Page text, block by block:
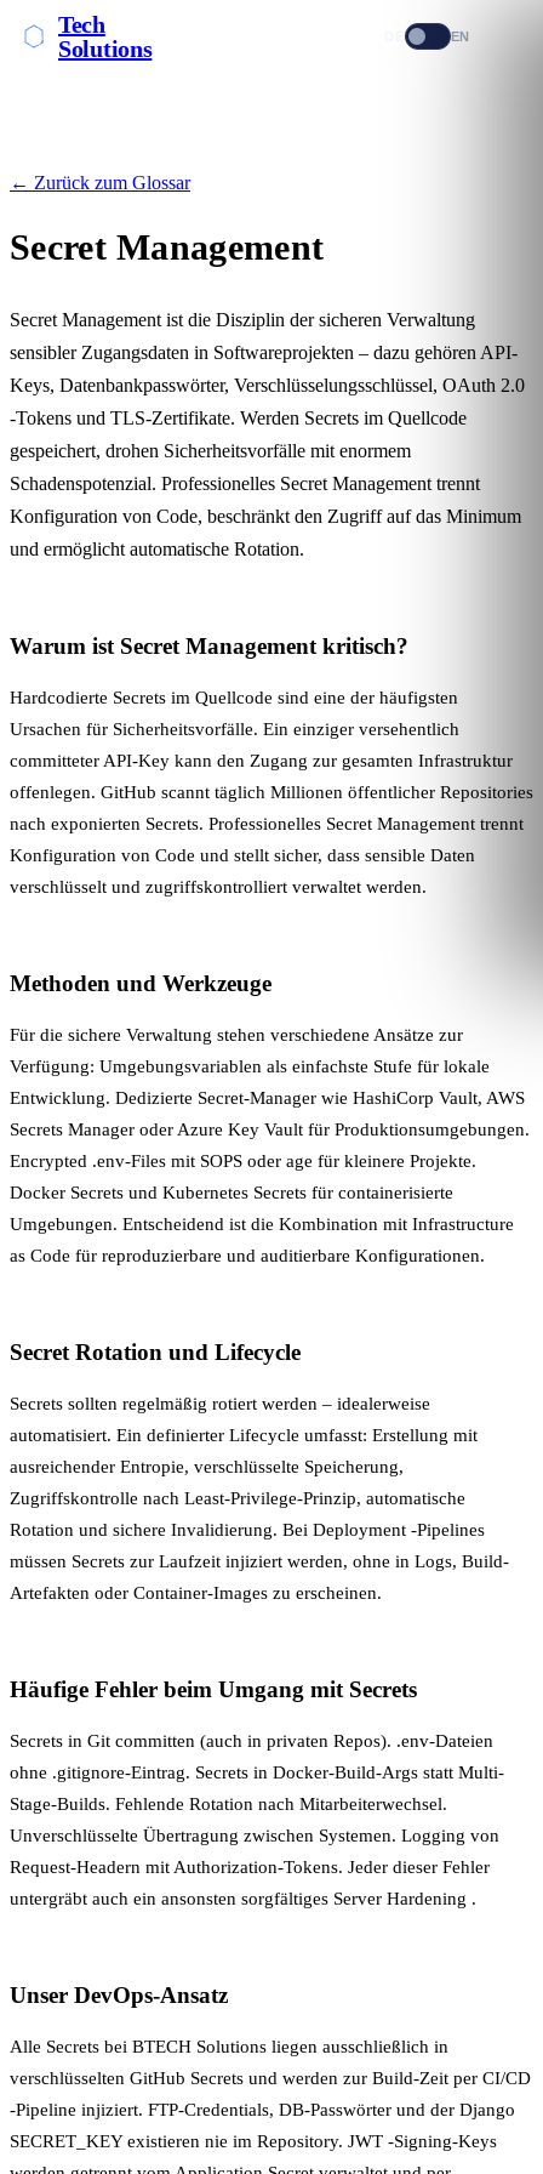
Tech
Solutions
EN
← Zurück zum Glossar
Secret Management
Secret Management ist die Disziplin der sicheren Verwaltung
sensibler Zugangsdaten in Softwareprojekten – dazu gehören API-
Keys, Datenbankpasswörter, Verschlüsselungsschlüssel, OAuth 2.0
-Tokens und TLS-Zertifikate. Werden Secrets im Quellcode
gespeichert, drohen Sicherheitsvorfälle mit enormem
Schadenspotenzial. Professionelles Secret Management trennt
Konfiguration von Code, beschränkt den Zugriff auf das Minimum
und ermöglicht automatische Rotation.
Warum ist Secret Management kritisch?
Hardcodierte Secrets im Quellcode sind eine der häufigsten
Ursachen für Sicherheitsvorfälle. Ein einziger versehentlich
committeter API-Key kann den Zugang zur gesamten Infrastruktur
offenlegen. GitHub scannt täglich Millionen öffentlicher Repositories
nach exponierten Secrets. Professionelles Secret Management trennt
Konfiguration von Code und stellt sicher, dass sensible Daten
verschlüsselt und zugriffskontrolliert verwaltet werden.
Methoden und Werkzeuge
Für die sichere Verwaltung stehen verschiedene Ansätze zur
Verfügung: Umgebungsvariablen als einfachste Stufe für lokale
Entwicklung. Dedizierte Secret-Manager wie HashiCorp Vault, AWS
Secrets Manager oder Azure Key Vault für Produktionsumgebungen.
Encrypted .env-Files mit SOPS oder age für kleinere Projekte.
Docker Secrets und Kubernetes Secrets für containerisierte
Umgebungen. Entscheidend ist die Kombination mit Infrastructure
as Code für reproduzierbare und auditierbare Konfigurationen.
Secret Rotation und Lifecycle
Secrets sollten regelmäßig rotiert werden – idealerweise
automatisiert. Ein definierter Lifecycle umfasst: Erstellung mit
ausreichender Entropie, verschlüsselte Speicherung,
Zugriffskontrolle nach Least-Privilege-Prinzip, automatische
Rotation und sichere Invalidierung. Bei Deployment -Pipelines
müssen Secrets zur Laufzeit injiziert werden, ohne in Logs, Build-
Artefakten oder Container-Images zu erscheinen.
Häufige Fehler beim Umgang mit Secrets
Secrets in Git committen (auch in privaten Repos). .env-Dateien
ohne .gitignore-Eintrag. Secrets in Docker-Build-Args statt Multi-
Stage-Builds. Fehlende Rotation nach Mitarbeiterwechsel.
Unverschlüsselte Übertragung zwischen Systemen. Logging von
Request-Headern mit Authorization-Tokens. Jeder dieser Fehler
untergräbt auch ein ansonsten sorgfältiges Server Hardening .
Unser DevOps-Ansatz
Alle Secrets bei BTECH Solutions liegen ausschließlich in
verschlüsselten GitHub Secrets und werden zur Build-Zeit per CI/CD
-Pipeline injiziert. FTP-Credentials, DB-Passwörter und der Django
SECRET_KEY existieren nie im Repository. JWT -Signing-Keys